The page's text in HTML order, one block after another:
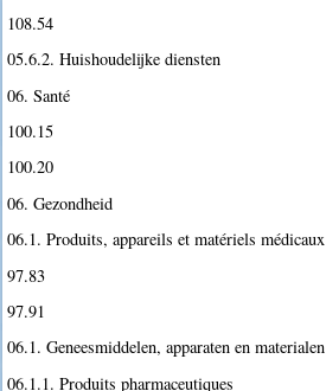
108.54
05.6.2. Huishoudelijke diensten
06. Santé
100.15
100.20
06. Gezondheid
06.1. Produits, appareils et matériels médicaux
97.83
97.91
06.1. Geneesmiddelen, apparaten en materialen
06.1.1. Produits pharmaceutiques